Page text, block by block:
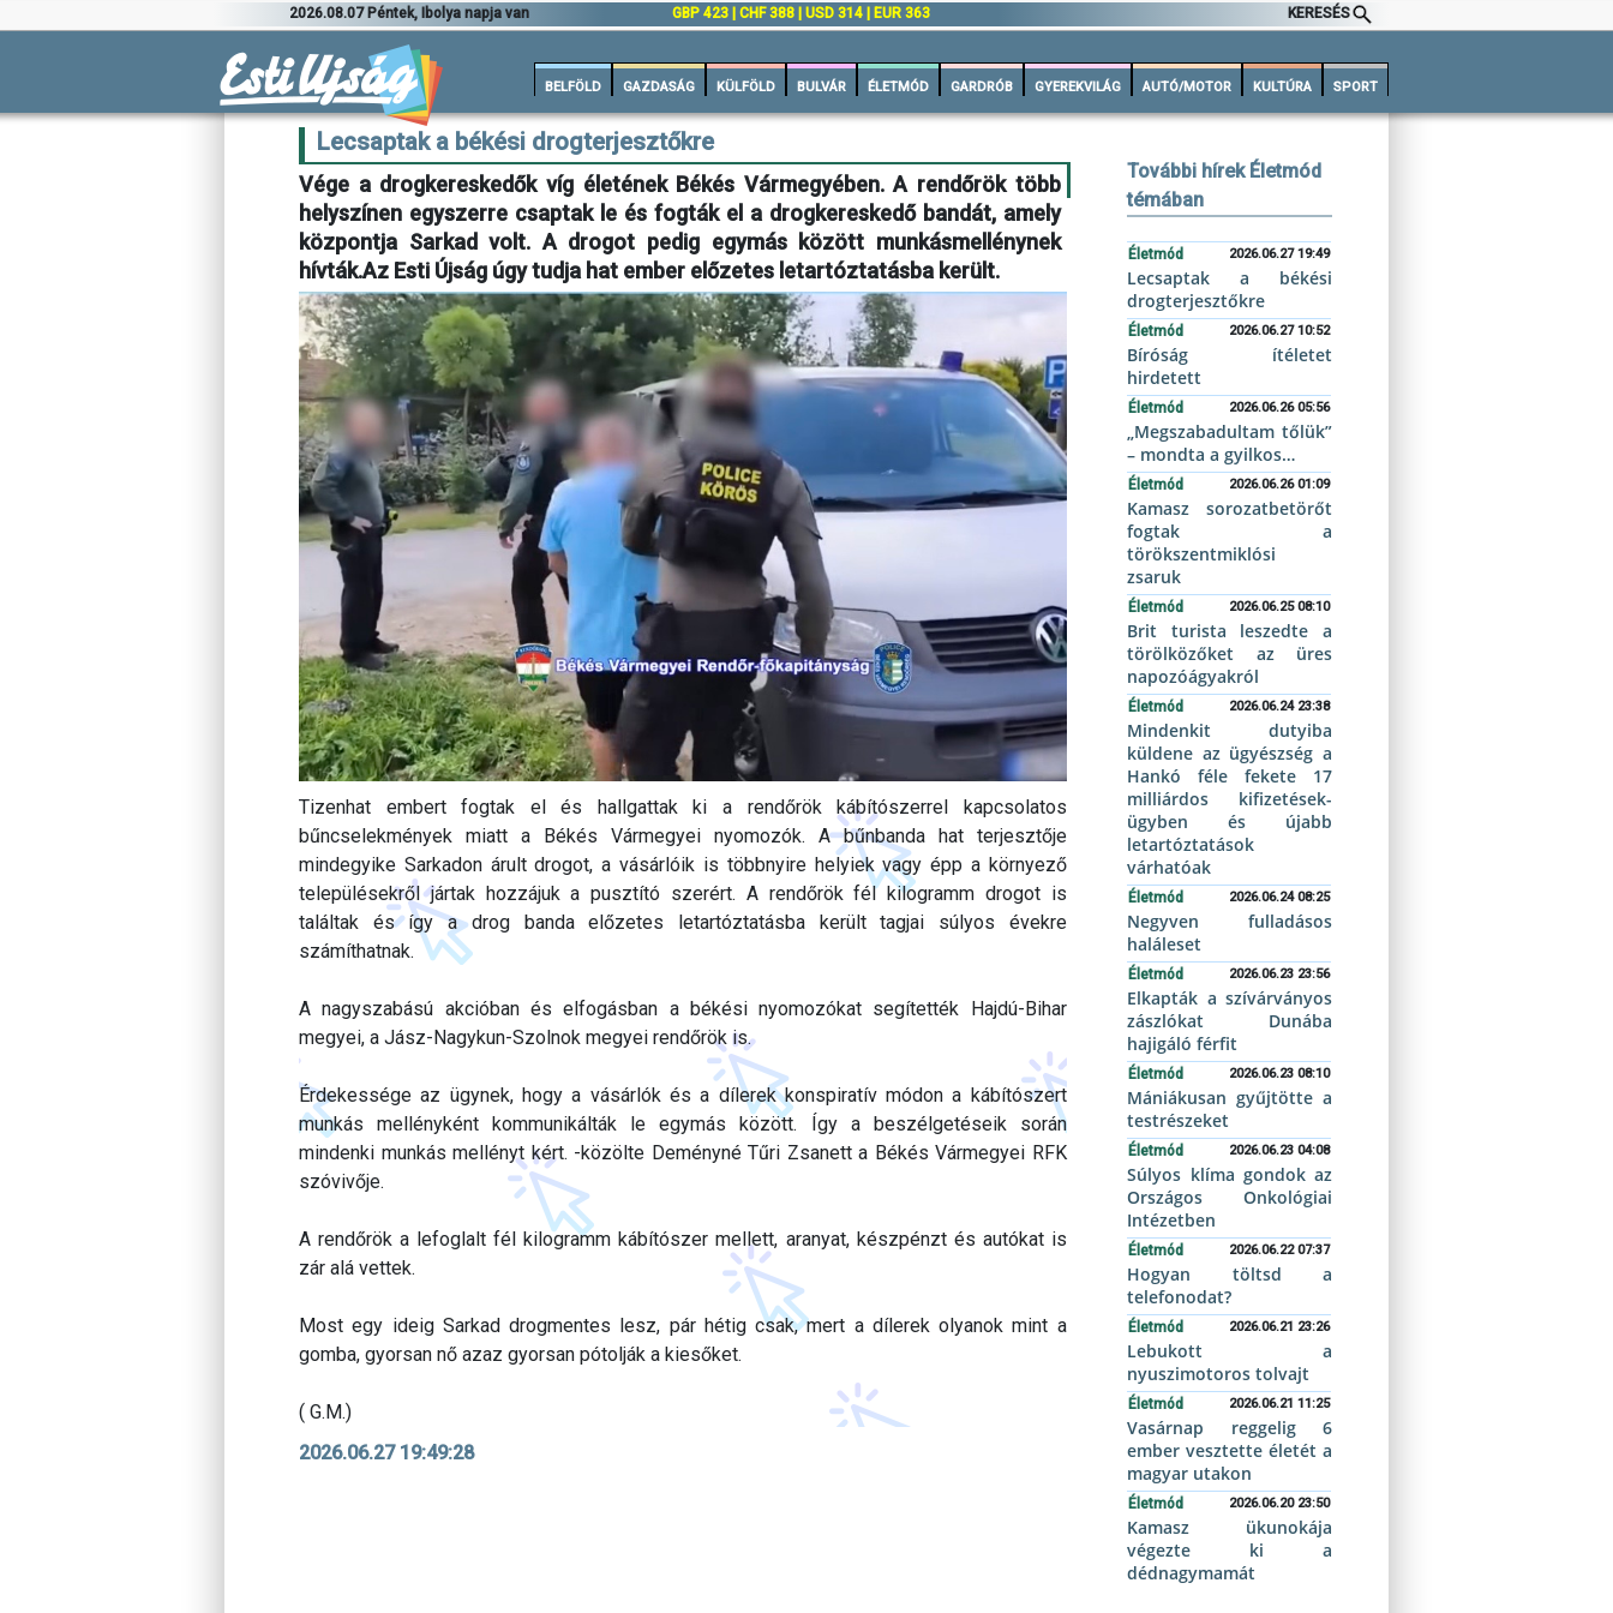
2026.08.07 Péntek, Ibolya napja van GBP 423 | CHF 388 | USD 314 | EUR 363 KERESÉS
BELFÖLD GAZDASÁG KÜLFÖLD BULVÁR ÉLETMÓD GARDRÓB GYEREKVILÁG AUTÓ/MOTOR KULTÚRA SPORT
Lecsaptak a békési drogterjesztőkre
Vége a drogkereskedők víg életének Békés Vármegyében. A rendőrök több
helyszínen egyszerre csaptak le és fogták el a drogkereskedő bandát, amely
központja Sarkad volt. A drogot pedig egymás között munkásmellénynek
hívták.Az Esti Újság úgy tudja hat ember előzetes letartóztatásba került.
Tizenhat embert fogtak el és hallgattak ki a rendőrök kábítószerrel kapcsolatos
bűncselekmények miatt a Békés Vármegyei nyomozók. A bűnbanda hat terjesztője
mindegyike Sarkadon árult drogot, a vásárlóik is többnyire helyiek vagy épp a környező
településekről jártak hozzájuk a pusztító szerért. A rendőrök fél kilogramm drogot is
találtak és így a drog banda előzetes letartóztatásba került tagjai súlyos évekre
számíthatnak.
A nagyszabású akcióban és elfogásban a békési nyomozókat segítették Hajdú-Bihar
megyei, a Jász-Nagykun-Szolnok megyei rendőrök is.
Érdekessége az ügynek, hogy a vásárlók és a dílerek konspiratív módon a kábítószert
munkás mellényként kommunikálták le egymás között. Így a beszélgetéseik során
mindenki munkás mellényt kért. -közölte Deményné Tűri Zsanett a Békés Vármegyei RFK
szóvivője.
A rendőrök a lefoglalt fél kilogramm kábítószer mellett, aranyat, készpénzt és autókat is
zár alá vettek.
Most egy ideig Sarkad drogmentes lesz, pár hétig csak, mert a dílerek olyanok mint a
gomba, gyorsan nő azaz gyorsan pótolják a kiesőket.
( G.M.)
2026.06.27 19:49:28
További hírek Életmód
témában
Életmód 2026.06.27 19:49
Lecsaptak a békési
drogterjesztőkre
Életmód 2026.06.27 10:52
Bíróság ítéletet
hirdetett
Életmód 2026.06.26 05:56
„Megszabadultam tőlük”
– mondta a gyilkos…
Életmód 2026.06.26 01:09
Kamasz sorozatbetörőt
fogtak a
törökszentmiklósi
zsaruk
Életmód 2026.06.25 08:10
Brit turista leszedte a
törölközőket az üres
napozóágyakról
Életmód 2026.06.24 23:38
Mindenkit dutyiba
küldene az ügyészség a
Hankó féle fekete 17
milliárdos kifizetések-
ügyben és újabb
letartóztatások
várhatóak
Életmód 2026.06.24 08:25
Negyven fulladásos
haláleset
Életmód 2026.06.23 23:56
Elkapták a szívárványos
zászlókat Dunába
hajigáló férfit
Életmód 2026.06.23 08:10
Mániákusan gyűjtötte a
testrészeket
Életmód 2026.06.23 04:08
Súlyos klíma gondok az
Országos Onkológiai
Intézetben
Életmód 2026.06.22 07:37
Hogyan töltsd a
telefonodat?
Életmód 2026.06.21 23:26
Lebukott a
nyuszimotoros tolvajt
Életmód 2026.06.21 11:25
Vasárnap reggelig 6
ember vesztette életét a
magyar utakon
Életmód 2026.06.20 23:50
Kamasz ükunokája
végezte ki a
dédnagymamát